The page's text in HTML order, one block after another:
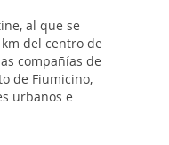
al que se
del centro de
compañías de
de Fiumicino,
urbanos e